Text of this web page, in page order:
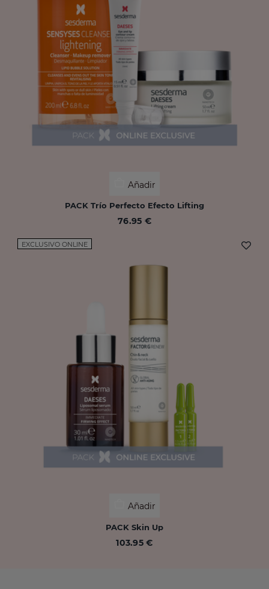
Añadir
PACK Trío Perfecto Efecto Lifting
76.95 €
EXCLUSIVO ONLINE
Añadir
PACK Skin Up
103.95 €